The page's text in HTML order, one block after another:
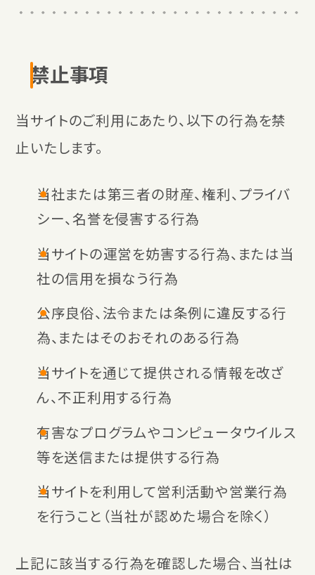
禁止事項
当サイトのご利用にあたり、以下の行為を禁
止いたします。
当社または第三者の財産、権利、プライバ
シー、名誉を侵害する行為
当サイトの運営を妨害する行為、または当
社の信用を損なう行為
公序良俗、法令または条例に違反する行
為、またはそのおそれのある行為
当サイトを通じて提供される情報を改ざ
ん、不正利用する行為
有害なプログラムやコンピュータウイルス
等を送信または提供する行為
当サイトを利用して営利活動や営業行為
を行うこと（当社が認めた場合を除く）
上記に該当する行為を確認した場合、当社は